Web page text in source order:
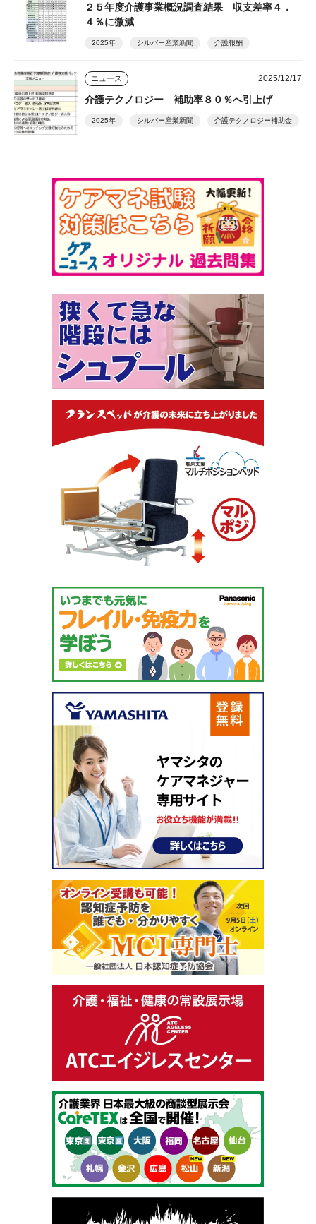
２５年度介護事業概況調査結果 収支差率４．
４％に微減
2025年 シルバー産業新聞 介護報酬
ニュース 2025/12/17
介護テクノロジー 補助率８０％へ引上げ
2025年 シルバー産業新聞 介護テクノロジー補助金